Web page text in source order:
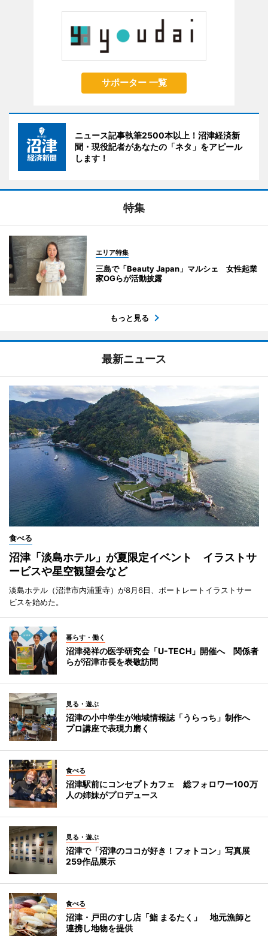
サポーター 一覧
ニュース記事執筆2500本以上！沼津経済新
聞・現役記者があなたの「ネタ」をアピール
します！
特集
エリア特集
三島で「Beauty Japan」マルシェ 女性起業
家OGらが活動披露
もっと見る
最新ニュース
食べる
沼津「淡島ホテル」が夏限定イベント イラストサ
ービスや星空観望会など
淡島ホテル（沼津市内浦重寺）が8月6日、ポートレートイラストサー
ビスを始めた。
暮らす・働く
沼津発祥の医学研究会「U-TECH」開催へ 関係者
らが沼津市長を表敬訪問
見る・遊ぶ
沼津の小中学生が地域情報誌「うらっち」制作へ
プロ講座で表現力磨く
食べる
沼津駅前にコンセプトカフェ 総フォロワー100万
人の姉妹がプロデュース
見る・遊ぶ
沼津で「沼津のココが好き！フォトコン」写真展
259作品展示
食べる
沼津・戸田のすし店「鮨 まるたく」 地元漁師と
連携し地物を提供